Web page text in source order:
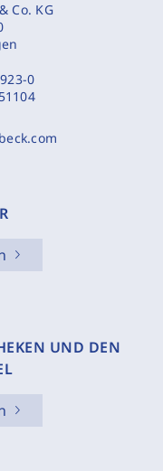
Co. KG
0
UND DEN